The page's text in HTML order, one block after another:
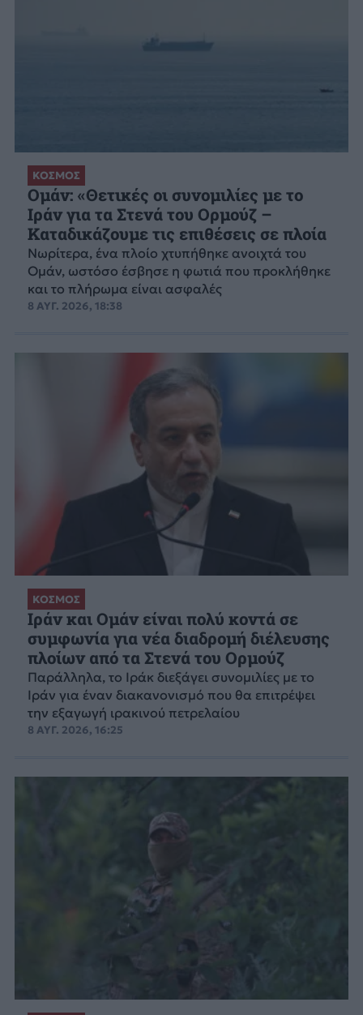
ΚΟΣΜΟΣ
Ομάν: «Θετικές οι συνομιλίες με το
Ιράν για τα Στενά του Ορμούζ –
Καταδικάζουμε τις επιθέσεις σε πλοία
Νωρίτερα, ένα πλοίο χτυπήθηκε ανοιχτά του
Ομάν, ωστόσο έσβησε η φωτιά που προκλήθηκε
και το πλήρωμα είναι ασφαλές
8 ΑΥΓ. 2026, 18:38
ΚΟΣΜΟΣ
Ιράν και Ομάν είναι πολύ κοντά σε
συμφωνία για νέα διαδρομή διέλευσης
πλοίων από τα Στενά του Ορμούζ
Παράλληλα, το Ιράκ διεξάγει συνομιλίες με το
Ιράν για έναν διακανονισμό που θα επιτρέψει
την εξαγωγή ιρακινού πετρελαίου
8 ΑΥΓ. 2026, 16:25